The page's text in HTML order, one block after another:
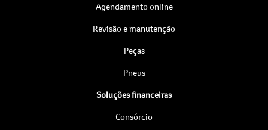
Agendamento online
Revisão e manutenção
Peças
Pneus
Soluções financeiras
Consórcio